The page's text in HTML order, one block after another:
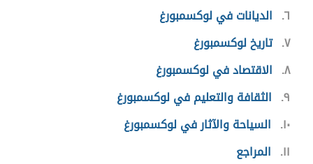
٦ الديانات في لوكسمبورغ
٧ تاريخ لوكسمبورغ
٨ الاقتصاد في لوكسمبورغ
٩ الثقافة والتعليم في لوكسمبورغ
١٠
السياحة والآثار في لوكسمبورغ
١١
المراجع